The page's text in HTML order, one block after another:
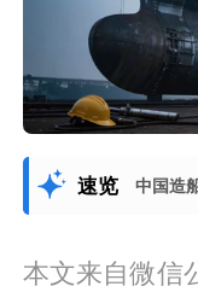
速览 中国造
本文来自微信